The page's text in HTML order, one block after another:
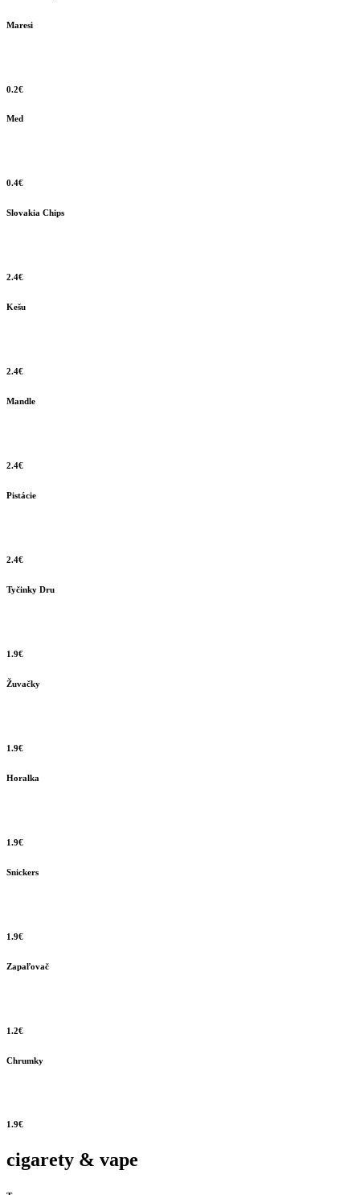
Maresi
0.2€
Med
0.4€
Slovakia Chips
2.4€
Kešu
2.4€
Mandle
2.4€
Pistácie
2.4€
Tyčinky Dru
1.9€
Žuvačky
1.9€
Horalka
1.9€
Snickers
1.9€
Zapaľovač
1.2€
Chrumky
1.9€
cigarety & vape